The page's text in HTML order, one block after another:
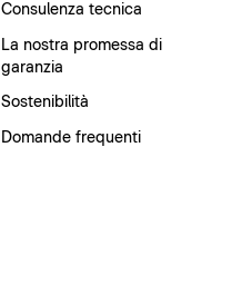
Consulenza tecnica
La nostra promessa di
garanzia
Sostenibilità
Domande frequenti